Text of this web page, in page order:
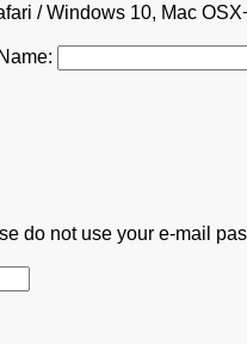
/ Windows 10, Mac
do not use your e-mail